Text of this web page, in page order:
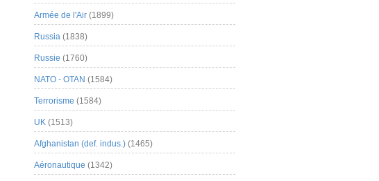
Armée de l'Air (1899)
Russia (1838)
Russie (1760)
NATO - OTAN (1584)
Terrorisme (1584)
UK (1513)
Afghanistan (def. indus.) (1465)
Aéronautique (1342)